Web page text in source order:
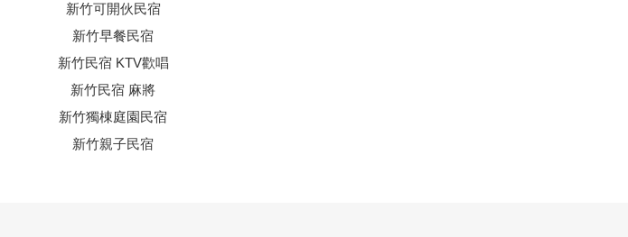
新竹可開伙民宿
新竹早餐民宿
新竹民宿 KTV歡唱
新竹民宿 麻將
新竹獨棟庭園民宿
新竹親子民宿